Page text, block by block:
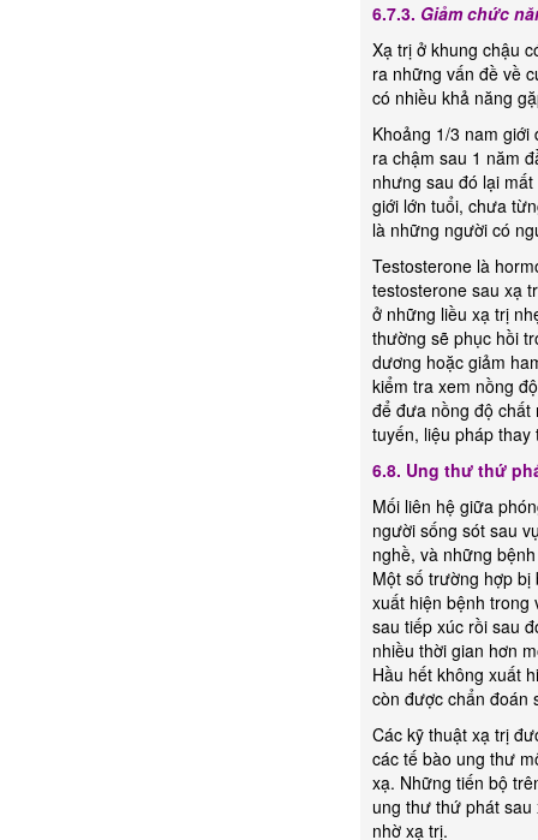
6.7.3. Giảm chức
Xạ trị ở khung chậu
ra những vấn đề về
có nhiều khả năng
Khoảng 1/3 nam
ra chậm sau 1 năm
nhưng sau đó lại
giới lớn tuổi, chưa
là những người có
Testosterone là
testosterone sau xạ
ở những liều xạ trị
thường sẽ phục hồi
dương hoặc giảm
kiểm tra xem nồng
để đưa nồng độ
tuyến, liệu pháp
6.8. Ung thư thứ
Mối liên hệ giữa
người sống sót sau
nghề, và những
Một số trường hợp
xuất hiện bệnh trong
sau tiếp xúc rồi sau
nhiều thời gian hơn
Hầu hết không xuất
còn được chẩn đoán
Các kỹ thuật xạ trị
các tế bào ung thư
xạ. Những tiến bộ
ung thư thứ phát
nhờ xạ trị.